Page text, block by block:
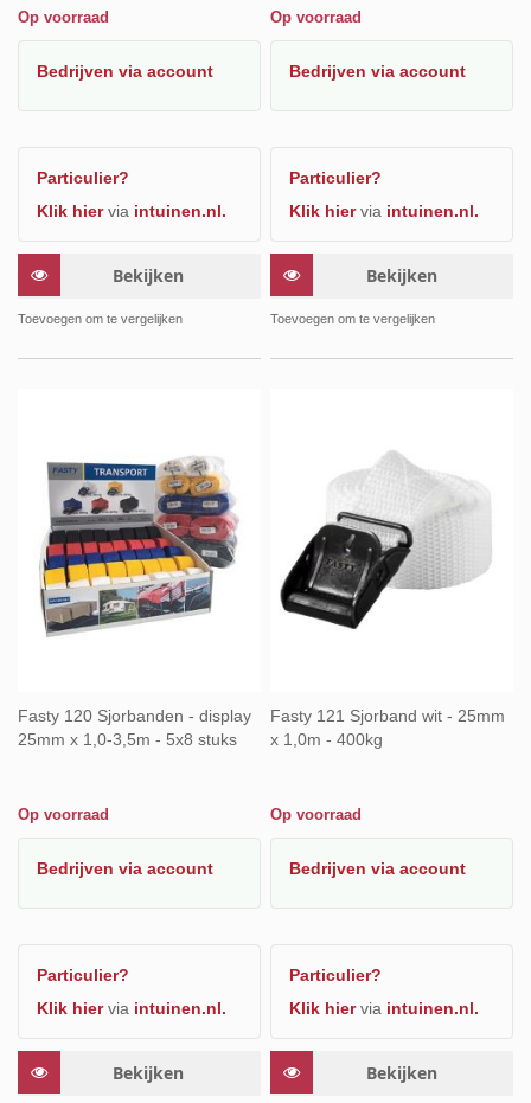
Op voorraad
Bedrijven via account
Particulier?
Klik hiervia intuinen.nl.
Bekijken
Toevoegen om te vergelijken
Op voorraad
Bedrijvenvia account
Particulier?
Klik hiervia intuinen.nl.
Bekijken
Toevoegen om te vergelijken
Fasty 120 Sjorbanden - display
25mm x 1,0-3,5m - 5x8 stuks
Op voorraad
Bedrijven via account
Particulier?
Klik hiervia intuinen.nl.
Bekijken
Fasty 121 Sjorband wit - 25mm
x 1,0m - 400kg
Op voorraad
Bedrijvenvia account
Particulier?
Klik hiervia intuinen.nl.
Bekijken